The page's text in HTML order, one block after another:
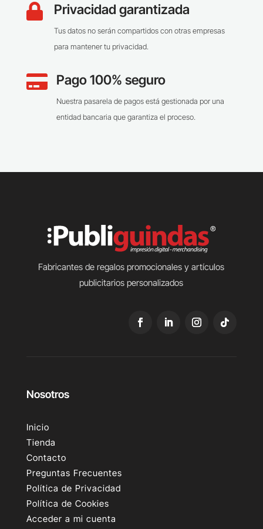
 Privacidad garantizada
Tus datos no serán compartidos con otras empresas
para mantener tu privacidad.
 Pago 100% seguro
Nuestra pasarela de pagos está gestionada por una
entidad bancaria que garantiza el proceso.
Fabricantes de regalos promocionales y artículos
publicitarios personalizados
Nosotros
Inicio
Tienda
Contacto
Preguntas Frecuentes
Política de Privacidad
Política de Cookies
Acceder a mi cuenta